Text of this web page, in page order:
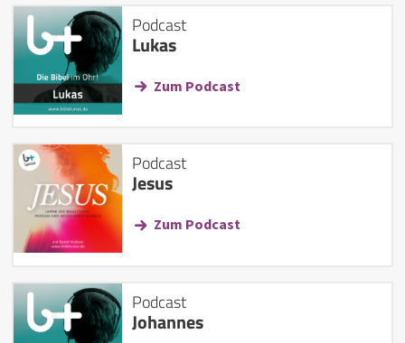
Podcast
Lukas
Zum Podcast
Podcast
Jesus
Zum Podcast
Podcast
Johannes